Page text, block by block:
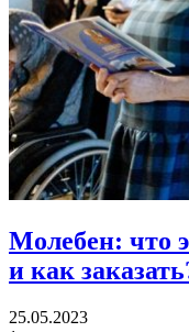
Молебен: что
и как
25.05.2023